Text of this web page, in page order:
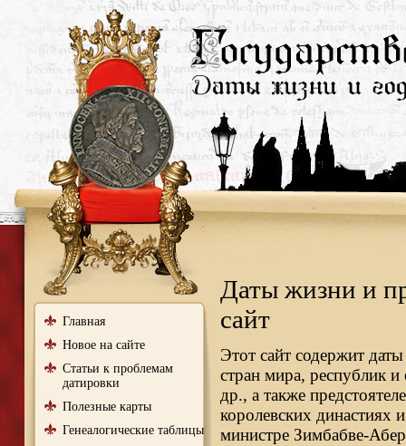
Главная
Новое на сайте
Статьи к проблемам
датировки
Полезные карты
Генеалогические таблицы
Даты жизни и
сайт
Этот сайт содержит
стран мира, республик и
др., а также
королевских династиях
министре Зимбабве-